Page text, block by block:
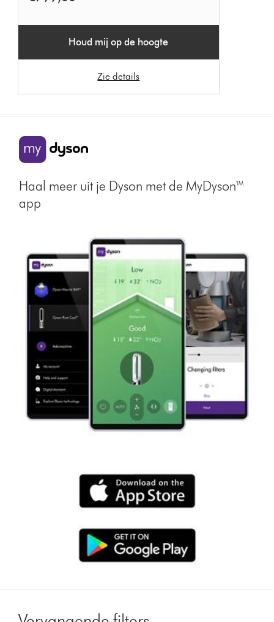
Houd mij op de hoogte
Zie details
Haal meer uit je Dyson met de MyDyson™
app